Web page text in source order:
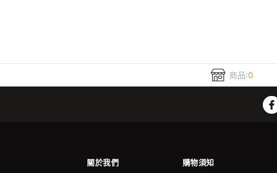
商品:0
關於我們 購物須知